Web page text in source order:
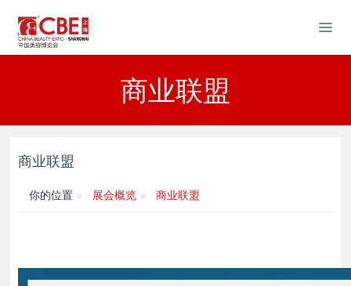
商业联盟
商业联盟
你的位置 展会概览 商业联盟